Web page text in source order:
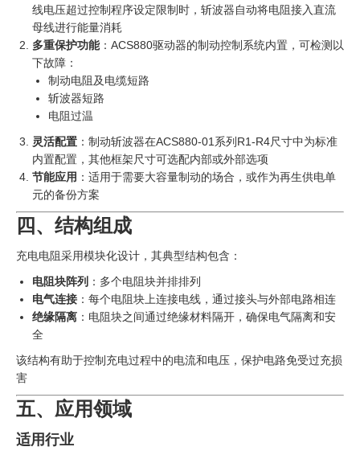
线电压超过控制程序设定限制时，斩波器自动将电阻接入直流
母线进行能量消耗
多重保护功能：ACS880驱动器的制动控制系统内置，可检测以
下故障：
制动电阻及电缆短路
斩波器短路
电阻过温
灵活配置 ：制动斩波器在ACS880-01系列R1-R4尺寸中为标准
内置配置，其他框架尺寸可选配内部或外部选项
节能应用 ：适用于需要大容量制动的场合，或作为再生供电单
元的备份方案
四、结构组成
充电电阻采用模块化设计，其典型结构包含：
电阻块阵列 ：多个电阻块并排排列
电气连接 ：每个电阻块上连接电线，通过接头与外部电路相连
绝缘隔离 ：电阻块之间通过绝缘材料隔开，确保电气隔离和安
全
该结构有助于控制充电过程中的电流和电压，保护电路免受过充损
害
五、应用领域
适用行业